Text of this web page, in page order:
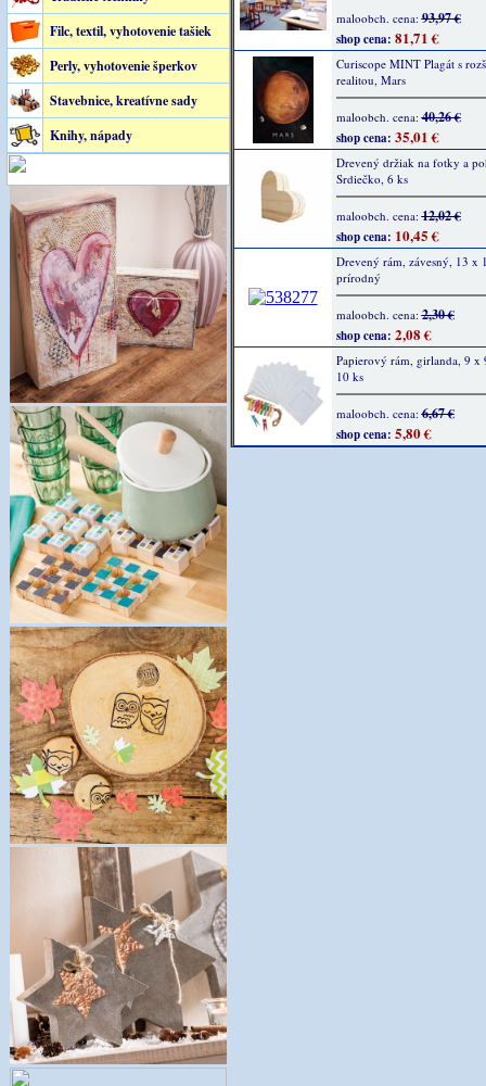
Filc, textil, vyhotovenie tašiek
Perly, vyhotovenie šperkov
Stavebnice, kreatívne sady
Knihy, nápady
maloobch. cena:93,97 €
shop cena: 81,71 €
Curiscope MINT Plagát s
realitou, Mars
maloobch. cena:40,26 €
shop cena: 35,01 €
Drevený držiak na fotky a
Srdiečko, 6 ks
maloobch. cena:12,02 €
shop cena: 10,45 €
Drevený rám, závesný, 13 x
prírodný
maloobch. cena:2,30 €
shop cena: 2,08 €
Papierový rám, girlanda, 9 x
10 ks
maloobch. cena:6,67 €
shop cena: 5,80 €